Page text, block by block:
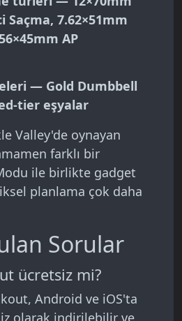
Saçma, 7.62×51mm
AP
— Gold Dumbbell
tier eşyalar
Valley'de oynayan
farklı bir
ile birlikte gadget
planlama çok daha
Sorular
ücretsiz mi?
Android ve iOS'ta
olarak indirilebilir ve